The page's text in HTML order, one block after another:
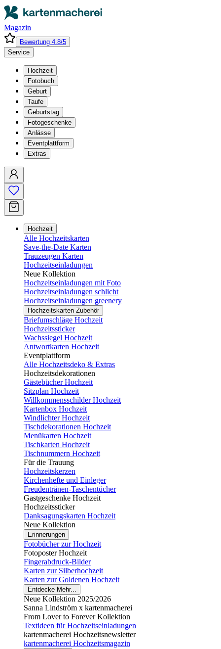
Magazin
Bewertung 4.8/5
Service
Hochzeit
Fotobuch
Geburt
Taufe
Geburtstag
Fotogeschenke
Anlässe
Eventplattform
Extras
Hochzeit
Alle Hochzeitskarten
Save-the-Date Karten
Trauzeugen Karten
Hochzeitseinladungen
Neue Kollektion
Hochzeitseinladungen mit Foto
Hochzeitseinladungen schlicht
Hochzeitseinladungen greenery
Hochzeitskarten Zubehör
Briefumschläge Hochzeit
Hochzeitssticker
Wachssiegel Hochzeit
Antwortkarten Hochzeit
Eventplattform
Alle Hochzeitsdeko & Extras
Hochzeitsdekorationen
Gästebücher Hochzeit
Sitzplan Hochzeit
Willkommensschilder Hochzeit
Kartenbox Hochzeit
Windlichter Hochzeit
Tischdekorationen Hochzeit
Menükarten Hochzeit
Tischkarten Hochzeit
Tischnummern Hochzeit
Für die Trauung
Hochzeitskerzen
Kirchenhefte und Einleger
Freudentränen-Taschentücher
Gastgeschenke Hochzeit
Hochzeitssticker
Danksagungskarten Hochzeit
Neue Kollektion
Erinnerungen
Fotobücher zur Hochzeit
Fotoposter Hochzeit
Fingerabdruck-Bilder
Karten zur Silberhochzeit
Karten zur Goldenen Hochzeit
Entdecke Mehr...
Neue Kollektion 2025/2026
Sanna Lindström x kartenmacherei
From Lover to Forever Kollektion
Textideen für Hochzeitseinladungen
kartenmacherei Hochzeitsnewsletter
kartenmacherei Hochzeitsmagazin